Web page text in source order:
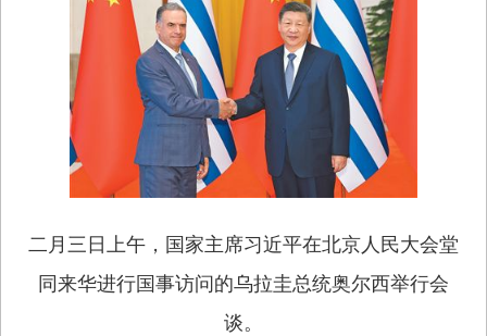
二月三日上午，国家主席习近平在北京人民大会堂
同来华进行国事访问的乌拉圭总统奥尔西举行会
谈。